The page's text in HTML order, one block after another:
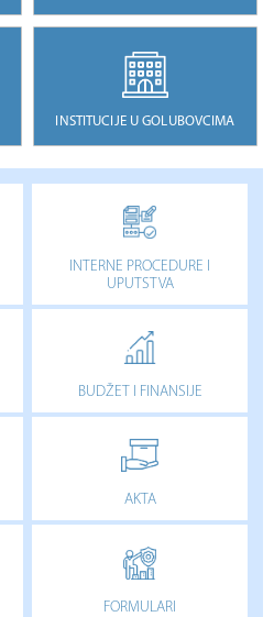
INSTITUCIJE U GOLUBOVCIMA
INTERNE PROCEDURE I
UPUTSTVA
BUDŽET I FINANSIJE
AKTA
FORMULARI